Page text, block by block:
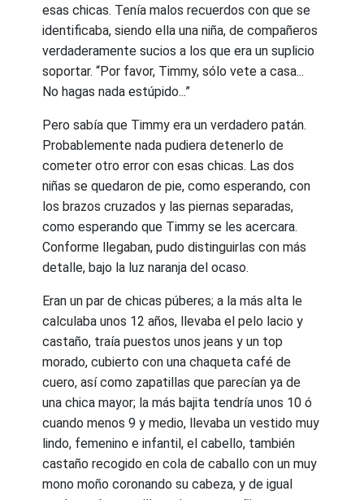
esas chicas. Tenía malos recuerdos con que se
identificaba, siendo ella una niña, de compañeros
verdaderamente sucios a los que era un suplicio
soportar. “Por favor, Timmy, sólo vete a casa...
No hagas nada estúpido...”
Pero sabía que Timmy era un verdadero patán.
Probablemente nada pudiera detenerlo de
cometer otro error con esas chicas. Las dos
niñas se quedaron de pie, como esperando, con
los brazos cruzados y las piernas separadas,
como esperando que Timmy se les acercara.
Conforme llegaban, pudo distinguirlas con más
detalle, bajo la luz naranja del ocaso.
Eran un par de chicas púberes; a la más alta le
calculaba unos 12 años, llevaba el pelo lacio y
castaño, traía puestos unos jeans y un top
morado, cubierto con una chaqueta café de
cuero, así como zapatillas que parecían ya de
una chica mayor; la más bajita tendría unos 10 ó
cuando menos 9 y medio, llevaba un vestido muy
lindo, femenino e infantil, el cabello, también
castaño recogido en cola de caballo con un muy
mono moño coronando su cabeza, y de igual